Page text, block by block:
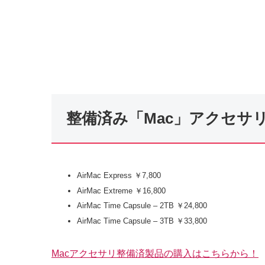
整備済み「Mac」アクセサ
AirMac Express ￥7,800
AirMac Extreme ￥16,800
AirMac Time Capsule – 2TB ￥24,800
AirMac Time Capsule – 3TB ￥33,800
Macアクセサリ整備済製品の購入はこちらから！